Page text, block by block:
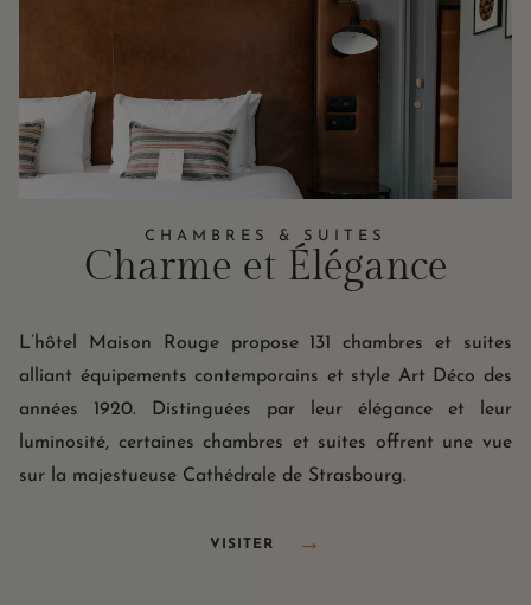
CHAMBRES & SUITES
Charme et Élégance
L’hôtel Maison Rouge propose 131 chambres et suites
alliant équipements contemporains et style Art Déco des
années 1920. Distinguées par leur élégance et leur
luminosité, certaines chambres et suites offrent une vue
sur la majestueuse Cathédrale de Strasbourg.
VISITER